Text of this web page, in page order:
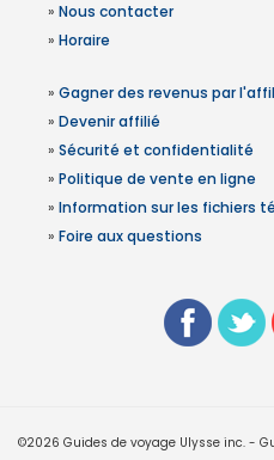
» Nous contacter
» Horaire
» Gagner des revenus par
» Devenir affilié
» Sécurité et confidentialité
» Politique de vente en ligne
» Information sur les fichiers
» Foire aux questions
©2026 Guides de voyage Ulysse inc. -